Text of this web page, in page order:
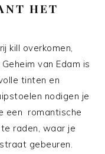
HET
kill overkomen,
van Edam is
tinten en
nodigen je
een romantische
raden, waar je
gebeuren.